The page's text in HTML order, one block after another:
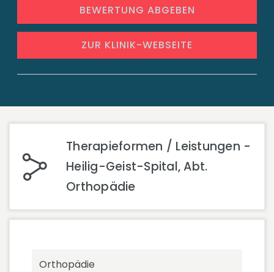
BEWERTUNG ABGEBEN
ZUR KLINIK-WEBSEITE
Therapieformen / Leistungen -
Heilig-Geist-Spital, Abt.
Orthopädie
Orthopädie